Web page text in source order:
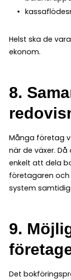
Helst ska de
ekonom.
8.
Många företag
när de växer.
enkelt att dela
företagaren
system
9.
Det